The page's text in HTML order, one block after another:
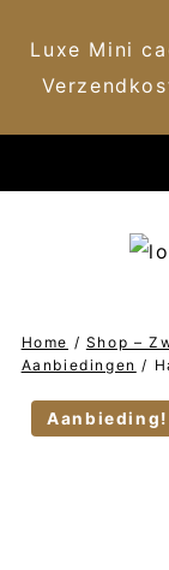
Luxe Mini
naar
Home / Shop –
Aanbiedingen /
Aanbieding!